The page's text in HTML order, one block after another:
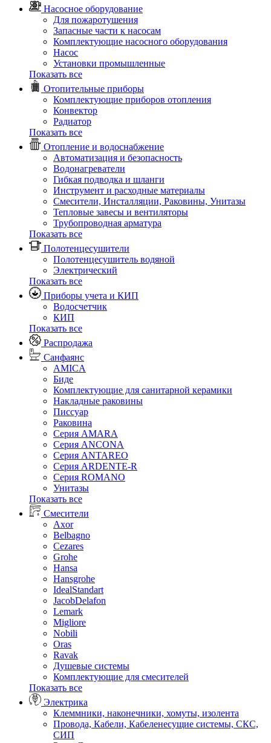
Насосное оборудование
Для пожаротушения
Запасные части к насосам
Комплектующие насосного оборудования
Насос
Установки промышленные
Показать все
Отопительные приборы
Комплектующие приборов отопления
Конвектор
Радиатор
Показать все
Отопление и водоснабжение
Автоматизация и безопасность
Водонагреватели
Гибкая подводка и шланги
Инструмент и расходные материалы
Смесители, Инсталляции, Раковины, Унитазы
Тепловые завесы и вентиляторы
Трубопроводная арматура
Показать все
Полотенцесушители
Полотенцесушитель водяной
Электрический
Показать все
Приборы учета и КИП
Водосчетчик
КИП
Показать все
Распродажа
Санфаянс
AMICA
Биде
Комплектующие для санитарной керамики
Накладные раковины
Писсуар
Раковина
Серия AMARA
Серия ANCONA
Серия ANTAREO
Серия ARDENTE-R
Серия ROMANO
Унитазы
Показать все
Смесители
Axor
Belbagno
Cezares
Grohe
Hansa
Hansgrohe
IdealStandart
JacobDelafon
Lemark
Migliore
Nobili
Oras
Ravak
Душевые системы
Комплектующие для смесителей
Показать все
Электрика
Клеммники, наконечники, хомуты, изолента
Провода, Кабели, Кабеленесущие системы, СКС,
СИП